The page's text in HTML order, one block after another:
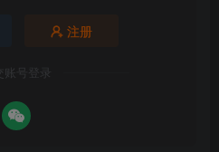
注册
账号登录